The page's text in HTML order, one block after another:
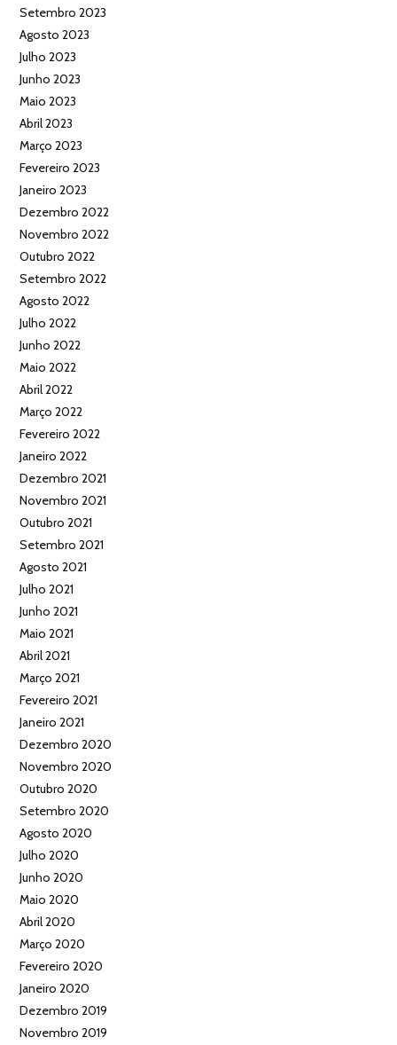
Setembro 2023
Agosto 2023
Julho 2023
Junho 2023
Maio 2023
Abril 2023
Março 2023
Fevereiro 2023
Janeiro 2023
Dezembro 2022
Novembro 2022
Outubro 2022
Setembro 2022
Agosto 2022
Julho 2022
Junho 2022
Maio 2022
Abril 2022
Março 2022
Fevereiro 2022
Janeiro 2022
Dezembro 2021
Novembro 2021
Outubro 2021
Setembro 2021
Agosto 2021
Julho 2021
Junho 2021
Maio 2021
Abril 2021
Março 2021
Fevereiro 2021
Janeiro 2021
Dezembro 2020
Novembro 2020
Outubro 2020
Setembro 2020
Agosto 2020
Julho 2020
Junho 2020
Maio 2020
Abril 2020
Março 2020
Fevereiro 2020
Janeiro 2020
Dezembro 2019
Novembro 2019